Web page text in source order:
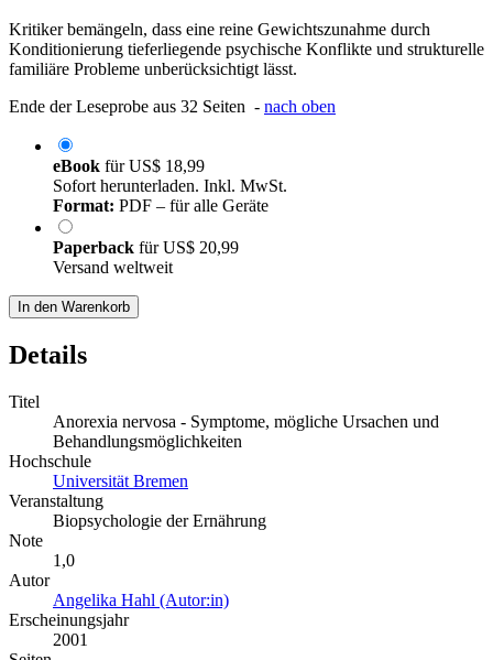
Kritiker bemängeln, dass eine reine Gewichtszunahme durch
Konditionierung tieferliegende psychische Konflikte und strukturelle
familiäre Probleme unberücksichtigt lässt.
Ende der Leseprobe aus 32 Seiten - nach oben
eBook fürUS$ 18,99
Sofort herunterladen. Inkl. MwSt.
Format: PDF – für alle Geräte
Paperback fürUS$ 20,99
Versand weltweit
In den Warenkorb
Details
Titel
Anorexia nervosa - Symptome, mögliche Ursachen und
Behandlungsmöglichkeiten
Hochschule
Universität Bremen
Veranstaltung
Biopsychologie der Ernährung
Note
1,0
Autor
Angelika Hahl (Autor:in)
Erscheinungsjahr
2001